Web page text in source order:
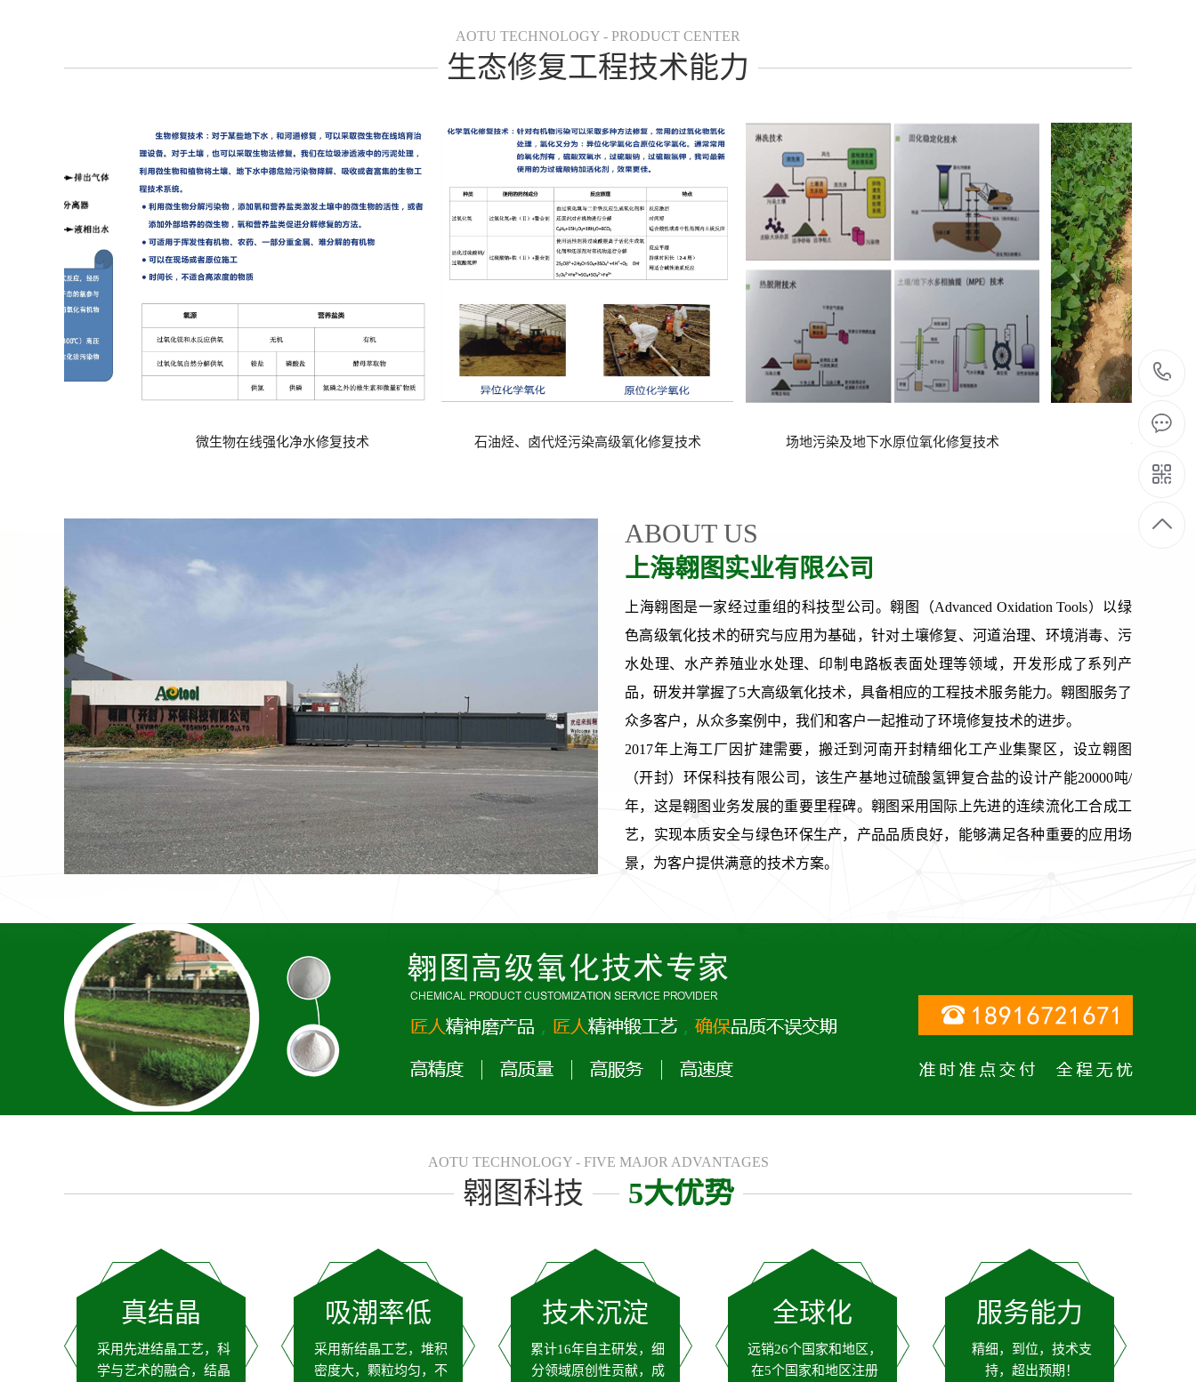
AOTU TECHNOLOGY - PRODUCT CENTER
生态修复工程技术能力
石油烃、卤代烃污染高级氧化修复技术 场地污染及地下水原位氧化修复技术 农田污染综合改良技术
ABOUT US
上海翱图实业有限公司
上海翱图是一家经过重组的科技型公司。翱图（Advanced Oxidation Tools）以绿
色高级氧化技术的研究与应用为基础，针对土壤修复、河道治理、环境消毒、污
水处理、水产养殖业水处理、印制电路板表面处理等领域，开发形成了系列产
品，研发并掌握了5大高级氧化技术，具备相应的工程技术服务能力。翱图服务了
众多客户，从众多案例中，我们和客户一起推动了环境修复技术的进步。
2017年上海工厂因扩建需要，搬迁到河南开封精细化工产业集聚区，设立翱图
（开封）环保科技有限公司，该生产基地过硫酸氢钾复合盐的设计产能20000吨/
年，这是翱图业务发展的重要里程碑。翱图采用国际上先进的连续流化工合成工
艺，实现本质安全与绿色环保生产，产品品质良好，能够满足各种重要的应用场
景，为客户提供满意的技术方案。
AOTU TECHNOLOGY - FIVE MAJOR ADVANTAGES
翱图科技 5大优势
真结晶
采用先进结晶工艺，科
学与艺术的融合，结晶
吸潮率低
采用新结晶工艺，堆积
密度大，颗粒均匀，不
技术沉淀
累计16年自主研发，细
分领域原创性贡献，成
全球化
远销26个国家和地区，
在5个国家和地区注册
服务能力
精细，到位，技术支
持，超出预期！